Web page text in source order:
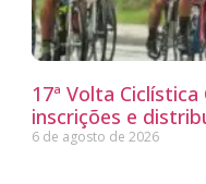
17ª Volta
inscrições e
6 de agosto de 2026